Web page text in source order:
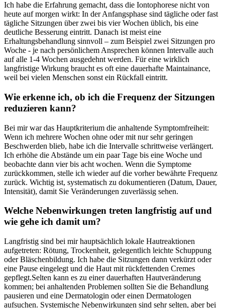
Ich habe die ​Erfahrung gemacht, ‌dass⁤ die ‍Iontophorese nicht von
heute auf morgen wirkt:‍ In der ‍Anfangsphase sind ⁣tägliche oder⁤ fast‌
tägliche Sitzungen über zwei bis vier Wochen üblich, bis eine‌
deutliche Besserung eintritt. Danach ist meist eine
Erhaltungsbehandlung‍ sinnvoll – ‌zum Beispiel zwei Sitzungen⁣ pro
Woche ‌- je⁣ nach persönlichem Ansprechen können Intervalle auch⁤
auf alle⁢ 1-4 Wochen ausgedehnt werden. ⁤Für eine‌ wirklich
langfristige Wirkung braucht es ​oft‍ eine dauerhafte Maintainance,
weil bei vielen Menschen sonst ein Rückfall ⁤eintritt.
Wie erkenne ich, ob ich die Frequenz der‌ Sitzungen
‌reduzieren kann?
Bei mir war das Hauptkriterium die anhaltende​ Symptomfreiheit:
Wenn ich⁢ mehrere Wochen ohne ‍oder ⁤mit ⁢nur sehr geringen
Beschwerden blieb, habe ich⁣ die Intervalle schrittweise verlängert.
Ich erhöhe die Abstände um ein paar Tage bis eine Woche und
beobachte dann vier bis acht⁣ wochen. Wenn die Symptome
zurückkommen, ⁤stelle ich wieder auf ‌die vorher bewährte Frequenz
zurück. Wichtig ist, ‍systematisch zu dokumentieren (Datum, Dauer,
Intensität), damit ⁤Sie Veränderungen ​zuverlässig sehen.
Welche Nebenwirkungen treten langfristig auf und
wie gehe ich damit um?
Langfristig sind bei mir⁤ hauptsächlich lokale Hautreaktionen
aufgetreten: Rötung, Trockenheit, gelegentlich ‌leichte Schuppung
oder Bläschenbildung.⁤ Ich habe die Sitzungen dann verkürzt oder‌
eine Pause eingelegt⁣ und die Haut mit rückfettenden Cremes
gepflegt.Selten kann es zu einer dauerhaften Hautveränderung
kommen; bei anhaltenden⁣ Problemen sollten Sie die⁣ Behandlung
pausieren⁤ und eine ⁣Dermatologin ⁣oder⁢ einen⁤ Dermatologen
aufsuchen. Systemische Nebenwirkungen⁣ sind sehr‌ selten, aber bei